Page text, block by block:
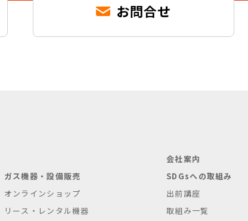
お問合せ
ガス機器・設備販売
オンラインショップ
リース・レンタル機器
会社案内
SDGsへの取組み
出前講座
取組み一覧